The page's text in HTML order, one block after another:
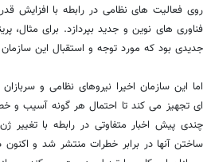
روی فعالیت های نظامی در رابطه با افزایش
فناوری های نوین و جدید بپردازد. برای مثال،
جدیدی بود که مورد توجه و استقبال این
اما این سازمان اخیرا نیروهای نظامی و
ای تجهیز می کند تا احتمال هر گونه آسیب و
چندی پیش اخبار متفاوتی در رابطه با تغییر
ساختن آنها در برابر خطرات منتشر شد و اکنون